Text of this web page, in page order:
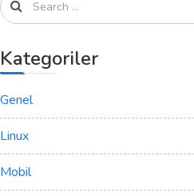
Kategoriler
Genel
Linux
Mobil